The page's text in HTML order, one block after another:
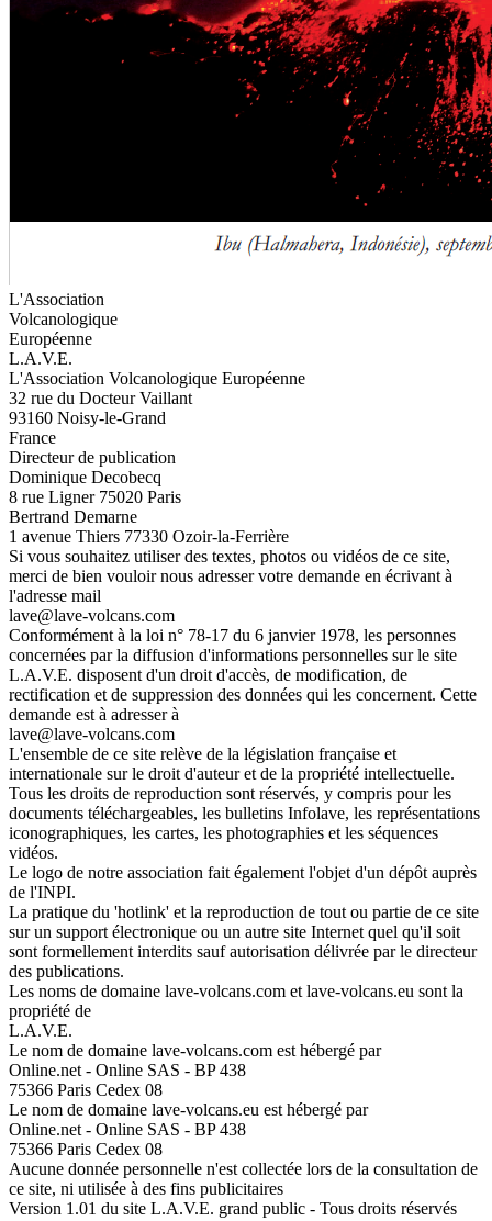
L'Association
Volcanologique
Européenne
L.A.V.E.
L'Association Volcanologique Européenne
32 rue du Docteur Vaillant
93160 Noisy-le-Grand
France
Directeur de publication
Dominique Decobecq
8 rue Ligner 75020 Paris
Bertrand Demarne
1 avenue Thiers 77330 Ozoir-la-Ferrière
Si vous souhaitez utiliser des textes, photos ou vidéos de ce site,
merci de bien vouloir nous adresser votre demande en écrivant à
l'adresse mail
lave@lave-volcans.com
Conformément à la loi n° 78-17 du 6 janvier 1978, les personnes
concernées par la diffusion d'informations personnelles sur le site
L.A.V.E. disposent d'un droit d'accès, de modification, de
rectification et de suppression des données qui les concernent. Cette
demande est à adresser à
lave@lave-volcans.com
L'ensemble de ce site relève de la législation française et
internationale sur le droit d'auteur et de la propriété intellectuelle.
Tous les droits de reproduction sont réservés, y compris pour les
documents téléchargeables, les bulletins Infolave, les représentations
iconographiques, les cartes, les photographies et les séquences
vidéos.
Le logo de notre association fait également l'objet d'un dépôt auprès
de l'INPI.
La pratique du 'hotlink' et la reproduction de tout ou partie de ce site
sur un support électronique ou un autre site Internet quel qu'il soit
sont formellement interdits sauf autorisation délivrée par le directeur
des publications.
Les noms de domaine lave-volcans.com et lave-volcans.eu sont la
propriété de
L.A.V.E.
Le nom de domaine lave-volcans.com est hébergé par
Online.net - Online SAS - BP 438
75366 Paris Cedex 08
Le nom de domaine lave-volcans.eu est hébergé par
Online.net - Online SAS - BP 438
75366 Paris Cedex 08
Aucune donnée personnelle n'est collectée lors de la consultation de
ce site, ni utilisée à des fins publicitaires
Version 1.01 du site L.A.V.E. grand public - Tous droits réservés